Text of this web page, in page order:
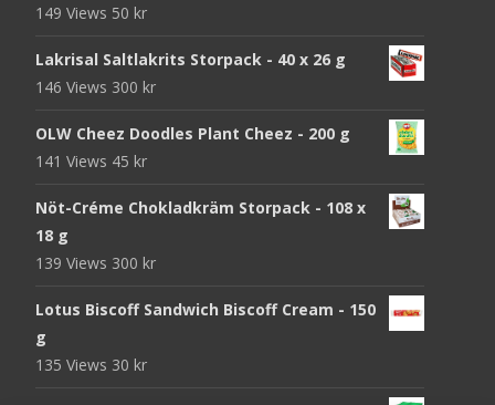
149 Views 50 kr
Lakrisal Saltlakrits Storpack - 40 x 26 g
146 Views 300 kr
OLW Cheez Doodles Plant Cheez - 200 g
141 Views 45 kr
Nöt-Créme Chokladkräm Storpack - 108 x
18 g
139 Views 300 kr
Lotus Biscoff Sandwich Biscoff Cream - 150
g
135 Views 30 kr